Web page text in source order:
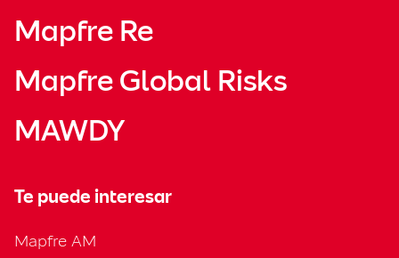
Mapfre Re
Mapfre Global Risks
MAWDY
Te puede interesar
Mapfre AM